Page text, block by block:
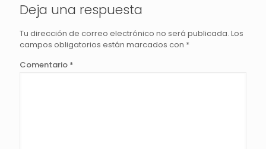
Deja una respuesta
Tu dirección de correo electrónico no será publicada. Los
campos obligatorios están marcados con *
Comentario *